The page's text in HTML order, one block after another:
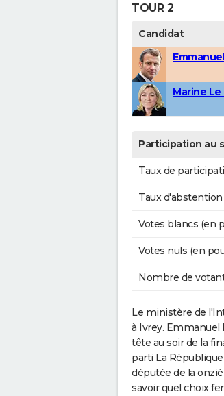
TOUR 2
Candidat
Marine Le
Participation au
Taux de
Taux d'abstention
Votes blancs (en
Votes nuls (en
Nombre de
Le ministère de
à Ivrey. Emmanuel
tête au soir de la
parti La
députée de la
savoir quel choix